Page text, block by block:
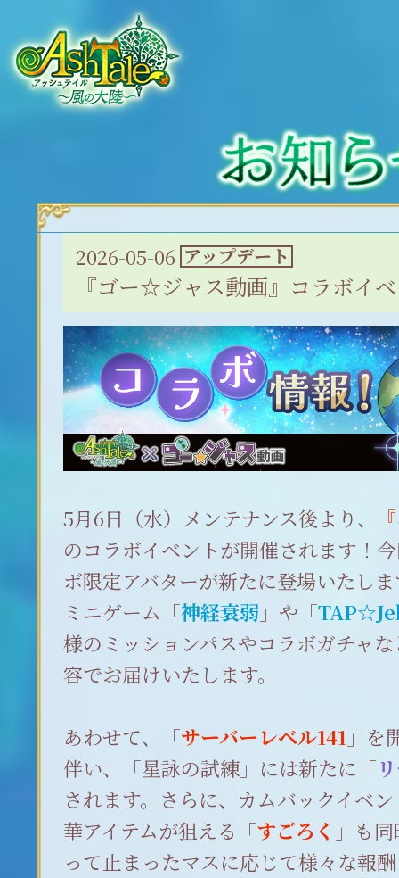
2026-05-06 アップデート
『ゴー☆ジャス動画』コラボイ
5月6日（水）メンテナンス後より、
のコラボイベントが開催されます！
ボ限定アバターが新たに登場いたし
ミニゲーム「神経衰弱 」や「
様のミッションパスやコラボガチャ
容でお届けいたします。
あわせて、「サーバーレベル141 」を
伴い、「星詠の試練」には新たに「
されます。さらに、カムバックイベ
華アイテムが狙える「すごろく 」も
って止まったマスに応じて様々な報